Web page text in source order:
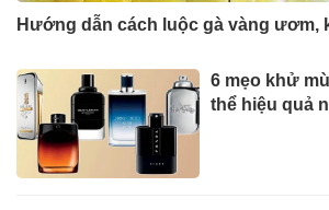
Hướng dẫn cách luộc gà vàng ươm,
6 mẹo khử
thể hiệu quả